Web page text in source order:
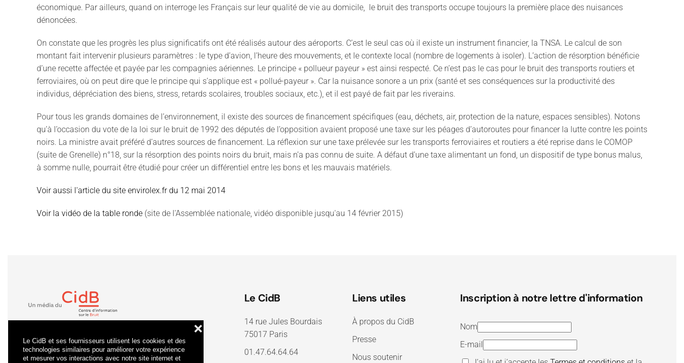
Le CidB et ses fournisseurs utilisent les cookies et des
technologies similaires pour améliorer votre expérience
et mesurer vos interactions avec notre site internet et
❌
économique. Par ailleurs, quand on interroge les Français sur leur qualité de vie au domicile, le bruit des transports occupe toujours la première place des nuisances
dénoncées.
On constate que les progrès les plus significatifs ont été réalisés autour des aéroports. C’est le seul cas où il existe un instrument financier, la TNSA. Le calcul de son
montant fait intervenir plusieurs paramètres : le type d’avion, l’heure des mouvements, et le contexte local (nombre de logements à isoler). L’action de résorption bénéficie
d’une recette affectée et payée par les compagnies aériennes. Le principe « pollueur payeur » est ainsi respecté. Ce n’est pas le cas pour le bruit des transports routiers et
ferroviaires, où on peut dire que le principe qui s’applique est « pollué-payeur ». Car la nuisance sonore a un prix (santé et ses conséquences sur la productivité des
individus, dépréciation des biens, stress, retards scolaires, troubles sociaux, etc.), et il est payé de fait par les riverains.
Pour tous les grands domaines de l’environnement, il existe des sources de financement spécifiques (eau, déchets, air, protection de la nature, espaces sensibles). Notons
qu’à l’occasion du vote de la loi sur le bruit de 1992 des députés de l’opposition avaient proposé une taxe sur les péages d’autoroutes pour financer la lutte contre les points
noirs. La ministre avait préféré d’autres sources de financement. La réflexion sur une taxe prélevée sur les transports ferroviaires et routiers a été reprise dans le COMOP
(suite de Grenelle) n°18, sur la résorption des points noirs du bruit, mais n’a pas connu de suite. A défaut d’une taxe alimentant un fond, un dispositif de type bonus malus,
à somme nulle, pourrait être étudié pour créer un différentiel entre les bons et les mauvais matériels.
Voir aussi l'article du site envirolex.fr du 12 mai 2014
Voir la vidéo de la table ronde (site de l'Assemblée nationale, vidéo disponible jusqu'au 14 février 2015)
Le CidB
14 rue Jules Bourdais
75017 Paris
01.47.64.64.64
Liens utiles
À propos du CidB
Presse
Nous soutenir
Inscription à notre lettre d'information
Nom
E-mail